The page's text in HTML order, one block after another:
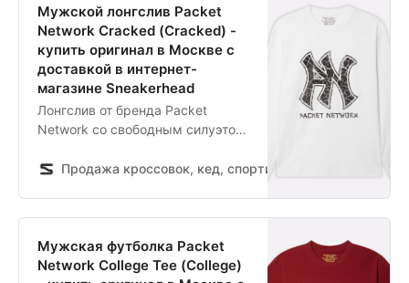
большим контрастным принтом
на спине. — Хлопковая ткань
средней плотности — Свободный
крой — Эластичный воротник —
Принты с различными видами
логотипов бренда на груди —
Большой контрастный принт на
PN, стилизованным под
Принты нанесены методом
шелкографии
Мужской лонгслив Packet
Network Cracked (Cracked) -
купить оригинал в Москве с
доставкой в интернет-
магазине Sneakerhead
Лонгслив от бренда Packet
Network со свободным силуэтом.
ткани средней плотности.
трещин, стилизованным под
культовый логотип NY Yankees.
Продажа кроссовок, кед, спортивной обуви и
Мужская футболка Packet
Network College Tee (College)